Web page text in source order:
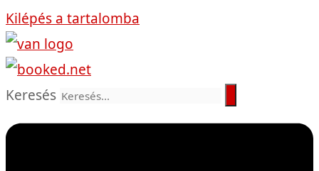
Kilépés a tartalomba
Keresés